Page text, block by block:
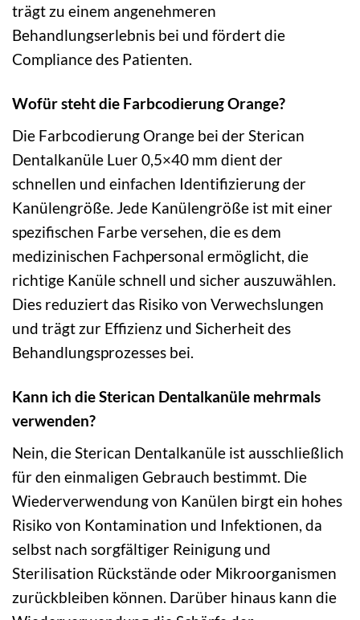
trägt zu einem angenehmeren
Behandlungserlebnis bei und fördert die
Compliance des Patienten.
Wofür steht die Farbcodierung Orange?
Die Farbcodierung Orange bei der Sterican
Dentalkanüle Luer 0,5×40 mm dient der
schnellen und einfachen Identifizierung der
Kanülengröße. Jede Kanülengröße ist mit einer
spezifischen Farbe versehen, die es dem
medizinischen Fachpersonal ermöglicht, die
richtige Kanüle schnell und sicher auszuwählen.
Dies reduziert das Risiko von Verwechslungen
und trägt zur Effizienz und Sicherheit des
Behandlungsprozesses bei.
Kann ich die Sterican Dentalkanüle mehrmals
verwenden?
Nein, die Sterican Dentalkanüle ist ausschließlich
für den einmaligen Gebrauch bestimmt. Die
Wiederverwendung von Kanülen birgt ein hohes
Risiko von Kontamination und Infektionen, da
selbst nach sorgfältiger Reinigung und
Sterilisation Rückstände oder Mikroorganismen
zurückbleiben können. Darüber hinaus kann die